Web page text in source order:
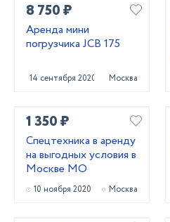
8 750 ₽
Аренда мини
погрузчика JCB 175
14 сентября 2020 Москва
1 350 ₽
Спецтехника в аренду
на выгодных условия в
Москве МО
10 ноября 2020 Москва